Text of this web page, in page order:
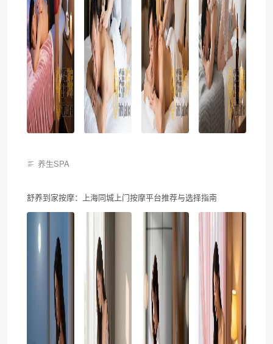
养生SPA
舒养到家按摩：上海同城上门按摩平台推荐与选择指南